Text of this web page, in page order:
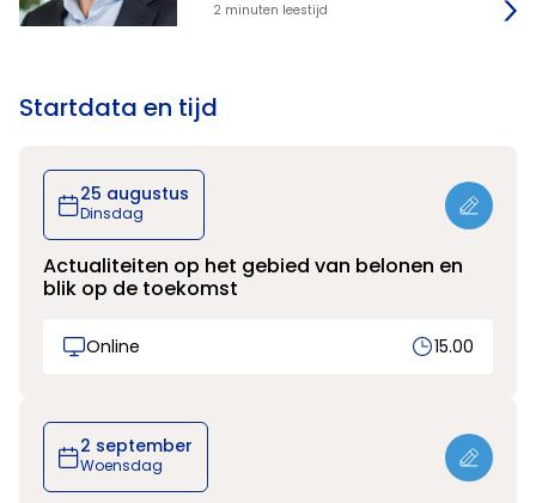
2 minuten leestijd
Startdata en tijd
25 augustus
Dinsdag
Actualiteiten op het gebied van belonen en
blik op de toekomst
Online 15.00
2 september
Woensdag